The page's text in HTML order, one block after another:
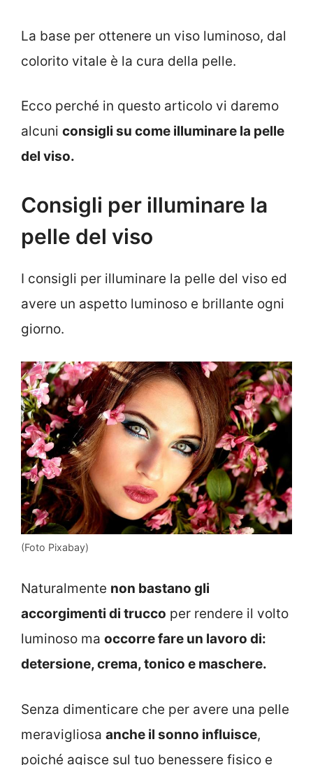
La base per ottenere un viso luminoso, dal
colorito vitale è la cura della pelle.
Ecco perché in questo articolo vi daremo
alcuni consigli su come illuminare la pelle
del viso.
Consigli per illuminare la
pelle del viso
I consigli per illuminare la pelle del viso ed
avere un aspetto luminoso e brillante ogni
giorno.
(Foto Pixabay)
Naturalmente non bastano gli
accorgimenti di trucco per rendere il volto
luminoso ma occorre fare un lavoro di:
detersione, crema, tonico e maschere.
Senza dimenticare che per avere una pelle
meravigliosa anche il sonno influisce,
poiché agisce sul tuo benessere fisico e